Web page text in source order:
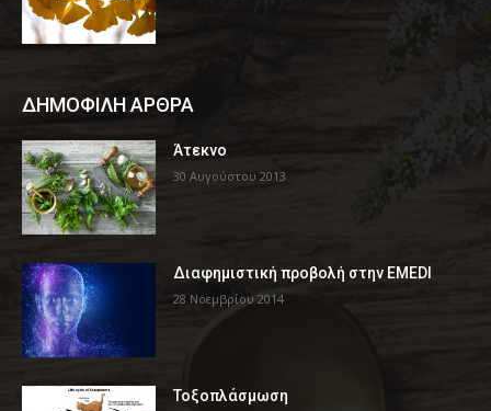
ΔΗΜΟΦΙΛΗ ΑΡΘΡΑ
Άτεκνο
30 Αυγούστου 2013
Διαφημιστική προβολή στην EMEDI
28 Νοεμβρίου 2014
Τοξοπλάσμωση